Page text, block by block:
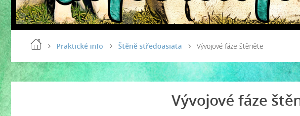
Praktické info Štěně středoasiata Vývojové fáze štěněte
Vývojové fáze